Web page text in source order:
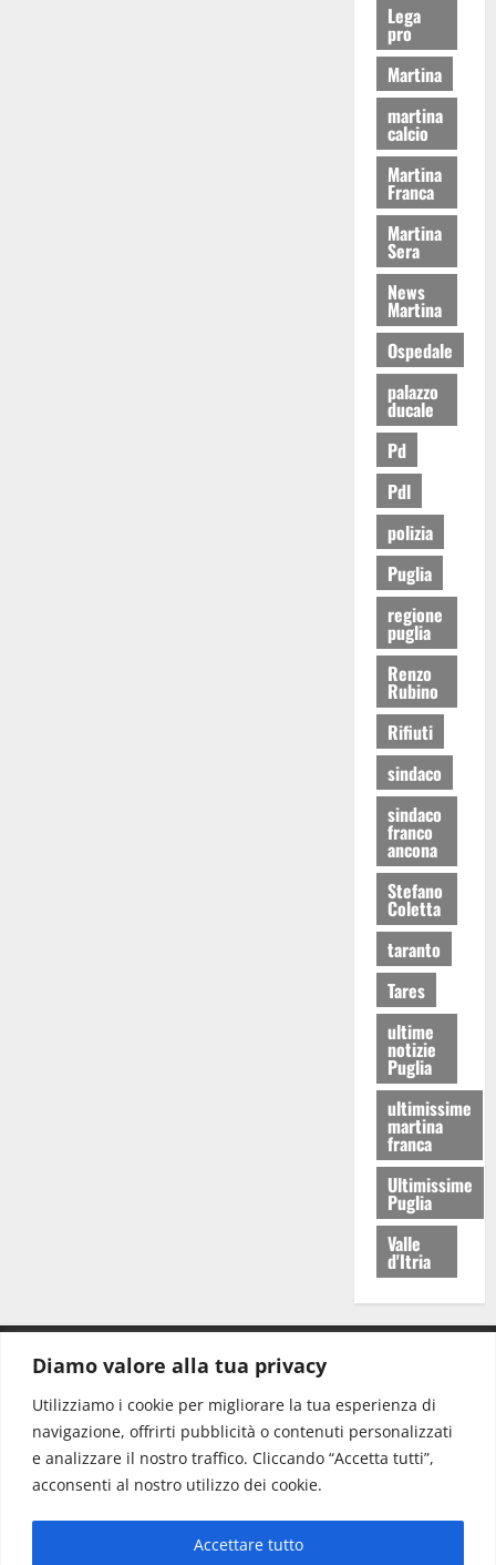
Diamo valore alla tua privacy
Utilizziamo i cookie per migliorare la tua esperienza di
navigazione, offrirti pubblicità o contenuti personalizzati
e analizzare il nostro traffico. Cliccando “Accetta tutti”,
acconsenti al nostro utilizzo dei cookie.
Accettare tutto
Lega
pro
Martina
martina
calcio
Martina
Franca
Martina
Sera
News
Martina
Ospedale
palazzo
ducale
Pd
Pdl
polizia
Puglia
regione
puglia
Renzo
Rubino
Rifiuti
sindaco
sindaco
franco
ancona
Stefano
Coletta
taranto
Tares
ultime
notizie
Puglia
ultimissime
martina
franca
Ultimissime
Puglia
Valle
d'Itria
Redazione: redazione@www.martinasera.it
Direttore:direttore@www.martinasera.it
Info & Commerciale:info@www.martinasera.it